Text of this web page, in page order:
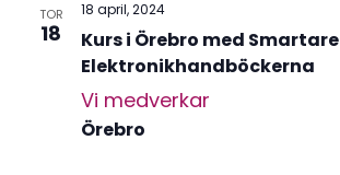
TOR
18
18 april, 2024
Kurs i Örebro med Smartare
Elektronikhandböckerna
Vi medverkar
Örebro